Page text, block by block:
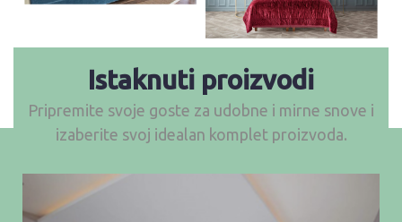
Istaknuti proizvodi
Pripremite svoje goste za udobne i mirne snove i
izaberite svoj idealan komplet proizvoda.